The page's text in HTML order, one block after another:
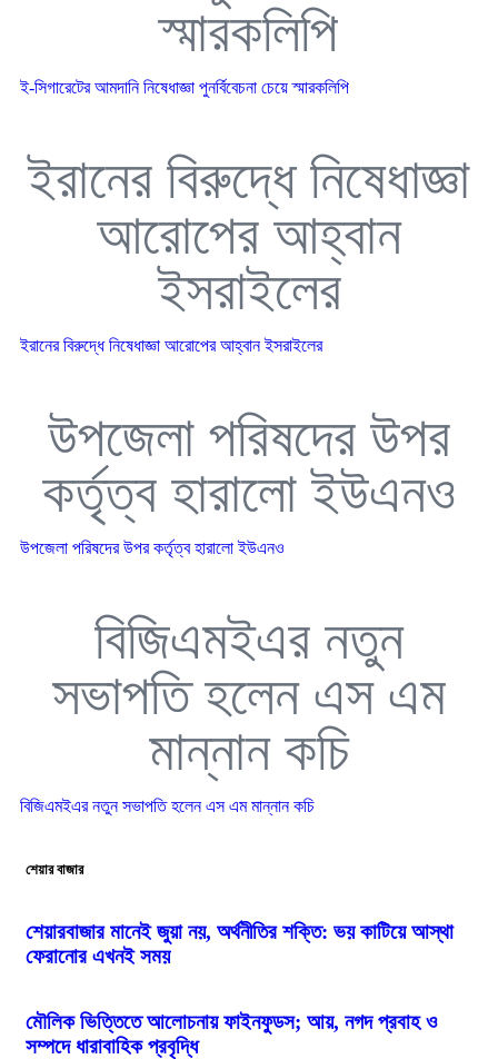
স্মারকলিপি
ই-সিগারেটের আমদানি নিষেধাজ্ঞা পুনর্বিবেচনা চেয়ে স্মারকলিপি
ইরানের বিরুদ্ধে নিষেধাজ্ঞা
আরোপের আহ্বান
ইসরাইলের
ইরানের বিরুদ্ধে নিষেধাজ্ঞা আরোপের আহ্বান ইসরাইলের
উপজেলা পরিষদের উপর
কর্তৃত্ব হারালো ইউএনও
উপজেলা পরিষদের উপর কর্তৃত্ব হারালো ইউএনও
বিজিএমইএর নতুন
সভাপতি হলেন এস এম
মান্নান কচি
বিজিএমইএর নতুন সভাপতি হলেন এস এম মান্নান কচি
শেয়ার বাজার
শেয়ারবাজার মানেই জুয়া নয়, অর্থনীতির শক্তি: ভয় কাটিয়ে আস্থা
ফেরানোর এখনই সময়
মৌলিক ভিত্তিতে আলোচনায় ফাইনফুডস; আয়, নগদ প্রবাহ ও
সম্পদে ধারাবাহিক প্রবৃদ্ধি